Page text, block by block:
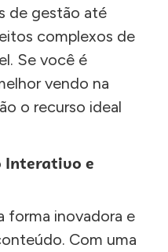
de gestão até
complexos de
Se você é
vendo na
o recurso ideal
Interativo e
forma inovadora e
Com uma